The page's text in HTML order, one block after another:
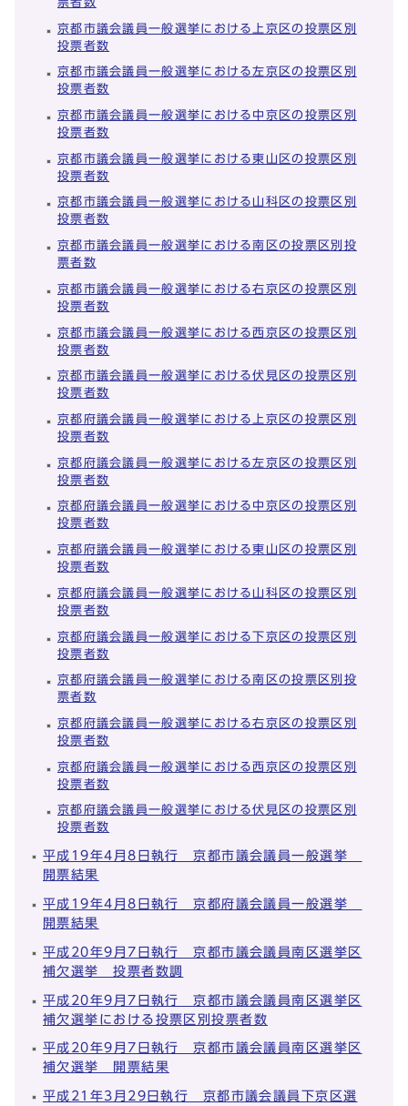
京都市議会議員一般選挙における上京区の投票区別
投票者数
京都市議会議員一般選挙における左京区の投票区別
投票者数
京都市議会議員一般選挙における中京区の投票区別
投票者数
京都市議会議員一般選挙における東山区の投票区別
投票者数
京都市議会議員一般選挙における山科区の投票区別
投票者数
京都市議会議員一般選挙における南区の投票区別投
票者数
京都市議会議員一般選挙における右京区の投票区別
投票者数
京都市議会議員一般選挙における西京区の投票区別
投票者数
京都市議会議員一般選挙における伏見区の投票区別
投票者数
京都府議会議員一般選挙における上京区の投票区別
投票者数
京都府議会議員一般選挙における左京区の投票区別
投票者数
京都府議会議員一般選挙における中京区の投票区別
投票者数
京都府議会議員一般選挙における東山区の投票区別
投票者数
京都府議会議員一般選挙における山科区の投票区別
投票者数
京都府議会議員一般選挙における下京区の投票区別
投票者数
京都府議会議員一般選挙における南区の投票区別投
票者数
京都府議会議員一般選挙における右京区の投票区別
投票者数
京都府議会議員一般選挙における西京区の投票区別
投票者数
京都府議会議員一般選挙における伏見区の投票区別
投票者数
平成19年4月8日執行 京都市議会議員一般選挙
開票結果
平成19年4月8日執行 京都府議会議員一般選挙
開票結果
平成20年9月7日執行 京都市議会議員南区選挙区
補欠選挙 投票者数調
平成20年9月7日執行 京都市議会議員南区選挙区
補欠選挙における投票区別投票者数
平成20年9月7日執行 京都市議会議員南区選挙区
補欠選挙 開票結果
平成21年3月29日執行 京都市議会議員下京区選